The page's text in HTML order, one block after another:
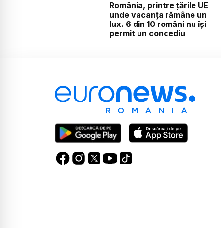
România, printre țările UE
unde vacanța rămâne un
lux. 6 din 10 români nu își
permit un concediu